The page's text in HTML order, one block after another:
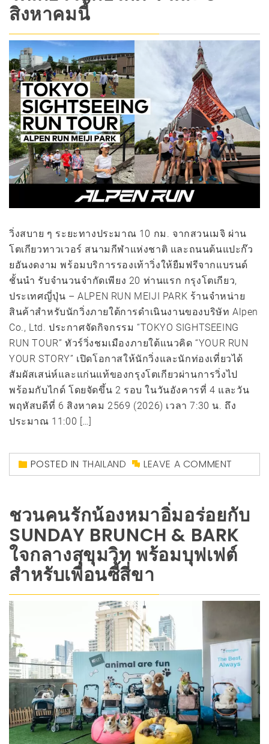
สิงหาคมนี้
วิ่งสบาย ๆ ระยะทางประมาณ 10 กม. จากสวนเมจิ ผ่าน
โตเกียวทาวเวอร์ สนามกีฬาแห่งชาติ และถนนต้นแปะก๊ว
ยอันงดงาม พร้อมบริการรองเท้าวิ่งให้ยืมฟรีจากแบรนด์
ชั้นนำ รับจำนวนจำกัดเพียง 20 ท่านแรก กรุงโตเกียว,
ประเทศญี่ปุ่น – ALPEN RUN MEIJI PARK ร้านจำหน่าย
สินค้าสำหรับนักวิ่งภายใต้การดำเนินงานของบริษัท Alpen
Co., Ltd. ประกาศจัดกิจกรรม “TOKYO SIGHTSEEING
RUN TOUR” ทัวร์วิ่งชมเมืองภายใต้แนวคิด “YOUR RUN
YOUR STORY” เปิดโอกาสให้นักวิ่งและนักท่องเที่ยวได้
สัมผัสเสน่ห์และแก่นแท้ของกรุงโตเกียวผ่านการวิ่งไป
พร้อมกับไกด์ โดยจัดขึ้น 2 รอบ ในวันอังคารที่ 4 และวัน
พฤหัสบดีที่ 6 สิงหาคม 2569 (2026) เวลา 7:30 น. ถึง
ประมาณ 11:00 […]
POSTED IN THAILAND LEAVE A COMMENT
ชวนคนรักน้องหมาอิ่มอร่อยกับ
SUNDAY BRUNCH & BARK
ใจกลางสุขุมวิท พร้อมบุฟเฟต์
สำหรับเพื่อนซี้สี่ขา